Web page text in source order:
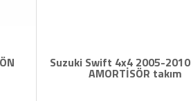
4x4 2005-2010 ARKA
AMORTİSÖR takım